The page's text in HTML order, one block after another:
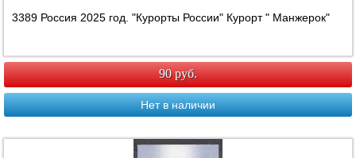
3389 Россия 2025 год. "Курорты России" Курорт " Манжерок"
90 руб.
Нет в наличии